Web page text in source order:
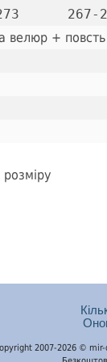
велюр + повсть
2007-2026 © mir-